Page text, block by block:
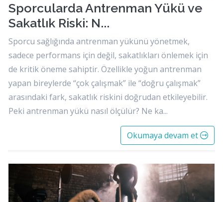
Sporcularda Antrenman Yükü ve
Sakatlık Riski: N...
Sporcu sağlığında antrenman yükünü yönetmek,
sadece performans için değil, sakatlıkları önlemek için
de kritik öneme sahiptir. Özellikle yoğun antrenman
yapan bireylerde “çok çalışmak” ile “doğru çalışmak”
arasındaki fark, sakatlık riskini doğrudan etkileyebilir.
Peki antrenman yükü nasıl ölçülür? Ne ka...
Okumaya devam et